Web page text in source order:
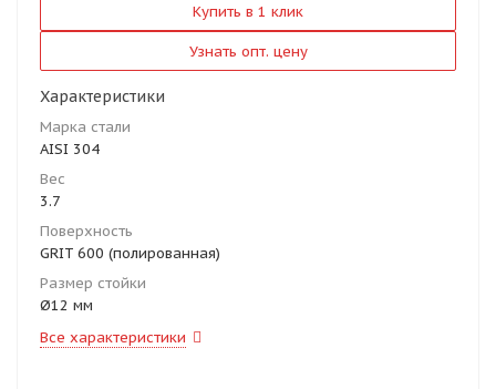
Купить в 1 клик
Узнать опт. цену
Характеристики
Марка стали
AISI 304
Вес
3.7
Поверхность
GRIT 600 (полированная)
Размер стойки
Ø12 мм
Все характеристики